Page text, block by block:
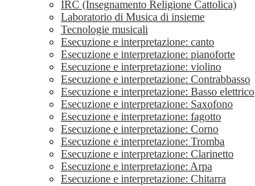
IRC (Insegnamento Religione Cattolica)
Laboratorio di Musica di insieme
Tecnologie musicali
Esecuzione e interpretazione: canto
Esecuzione e interpretazione: pianoforte
Esecuzione e interpretazione: violino
Esecuzione e interpretazione: Contrabbasso
Esecuzione e interpretazione: Basso elettrico
Esecuzione e interpretazione: Saxofono
Esecuzione e interpretazione: fagotto
Esecuzione e interpretazione: Corno
Esecuzione e interpretazione: Tromba
Esecuzione e interpretazione: Clarinetto
Esecuzione e interpretazione: Arpa
Esecuzione e interpretazione: Chitarra